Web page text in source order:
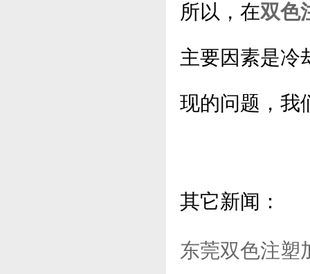
所以，在双色
主要因素是冷
现的问题，我
其它新闻：
东莞双色注塑